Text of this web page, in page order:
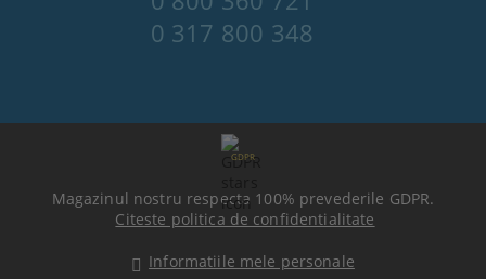
0 317 800 348
GDPR
Magazinul nostru respecta 100% prevederile GDPR.
Citeste politica de confidentialitate
Informatiile mele personale